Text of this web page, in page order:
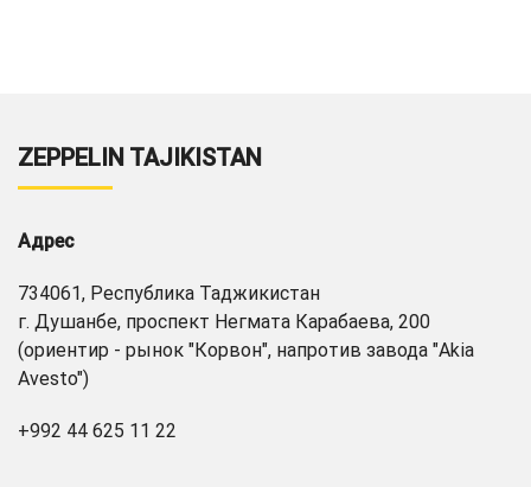
ZEPPELIN TAJIKISTAN
Адрес
734061, Республика Таджикистан
г. Душанбе, проспект Негмата Карабаева, 200
(ориентир - рынок "Корвон", напротив завода "Akia
Avesto")
+992 44 625 11 22